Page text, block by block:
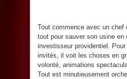
Tout commence avec un chef
tout pour sauver son usine en
investisseur providentiel.
invités, il voit les choses en
volonté, animations
Tout est minutieusement